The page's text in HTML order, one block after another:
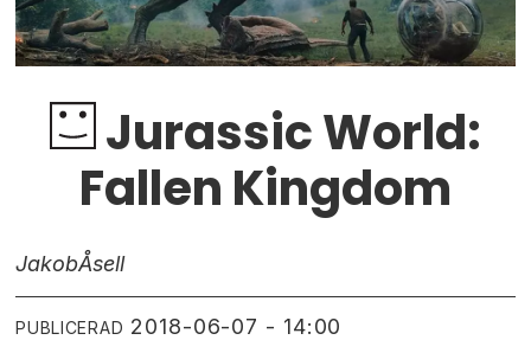
Jurassic World:
Fallen Kingdom
JakobÅsell
PUBLICERAD 2018-06-07 - 14:00